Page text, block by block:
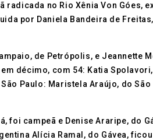
radicada no Rio Xênia Von Góes,
por Daniela Bandeira de
de Petrópolis, e Jeannette
décimo, com 54: Katia Spolavori,
Paulo: Maristela Araújo, do
foi campeã e Denise Araripe, do
Alícia Ramal, do Gávea,